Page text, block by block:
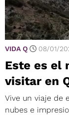
VIDA Q 08/01/
Este es el
visitar en
Vive un viaje de
nubes e